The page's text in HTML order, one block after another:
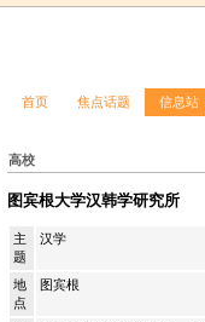
首页 焦点话题 信息站
高校
图宾根大学汉韩学研究所
主
题
汉学
地
点
图宾根